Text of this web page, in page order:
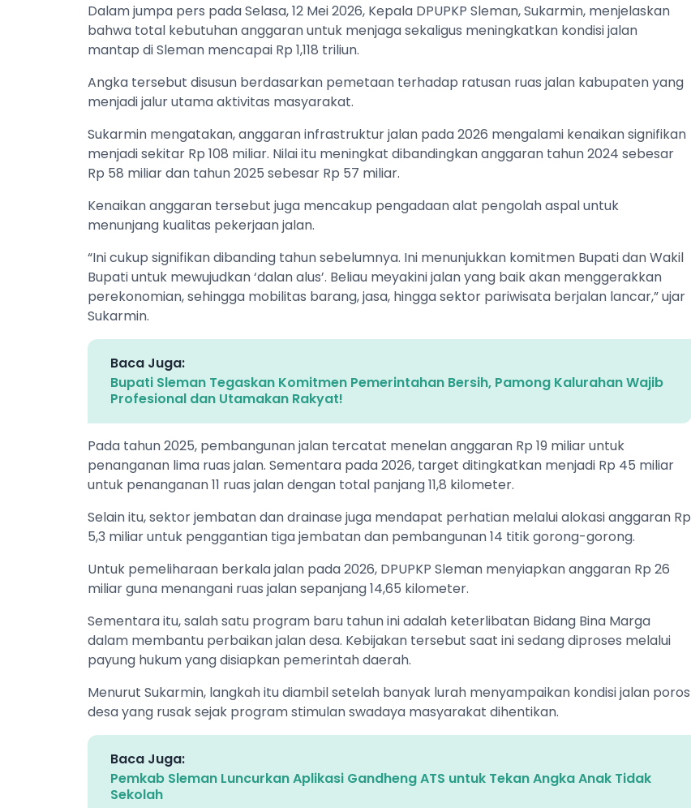
Dalam jumpa pers pada Selasa, 12 Mei 2026, Kepala DPUPKP Sleman, Sukarmin, menjelaskan
bahwa total kebutuhan anggaran untuk menjaga sekaligus meningkatkan kondisi jalan
mantap di Sleman mencapai Rp 1,118 triliun.
Angka tersebut disusun berdasarkan pemetaan terhadap ratusan ruas jalan kabupaten yang
menjadi jalur utama aktivitas masyarakat.
Sukarmin mengatakan, anggaran infrastruktur jalan pada 2026 mengalami kenaikan signifikan
menjadi sekitar Rp 108 miliar. Nilai itu meningkat dibandingkan anggaran tahun 2024 sebesar
Rp 58 miliar dan tahun 2025 sebesar Rp 57 miliar.
Kenaikan anggaran tersebut juga mencakup pengadaan alat pengolah aspal untuk
menunjang kualitas pekerjaan jalan.
“Ini cukup signifikan dibanding tahun sebelumnya. Ini menunjukkan komitmen Bupati dan Wakil
Bupati untuk mewujudkan ‘dalan alus’. Beliau meyakini jalan yang baik akan menggerakkan
perekonomian, sehingga mobilitas barang, jasa, hingga sektor pariwisata berjalan lancar,” ujar
Sukarmin.
Baca Juga:
Bupati Sleman Tegaskan Komitmen Pemerintahan Bersih, Pamong Kalurahan Wajib
Profesional dan Utamakan Rakyat!
Pada tahun 2025, pembangunan jalan tercatat menelan anggaran Rp 19 miliar untuk
penanganan lima ruas jalan. Sementara pada 2026, target ditingkatkan menjadi Rp 45 miliar
untuk penanganan 11 ruas jalan dengan total panjang 11,8 kilometer.
Selain itu, sektor jembatan dan drainase juga mendapat perhatian melalui alokasi anggaran Rp
5,3 miliar untuk penggantian tiga jembatan dan pembangunan 14 titik gorong-gorong.
Untuk pemeliharaan berkala jalan pada 2026, DPUPKP Sleman menyiapkan anggaran Rp 26
miliar guna menangani ruas jalan sepanjang 14,65 kilometer.
Sementara itu, salah satu program baru tahun ini adalah keterlibatan Bidang Bina Marga
dalam membantu perbaikan jalan desa. Kebijakan tersebut saat ini sedang diproses melalui
payung hukum yang disiapkan pemerintah daerah.
Menurut Sukarmin, langkah itu diambil setelah banyak lurah menyampaikan kondisi jalan poros
desa yang rusak sejak program stimulan swadaya masyarakat dihentikan.
Baca Juga:
Pemkab Sleman Luncurkan Aplikasi Gandheng ATS untuk Tekan Angka Anak Tidak
Sekolah